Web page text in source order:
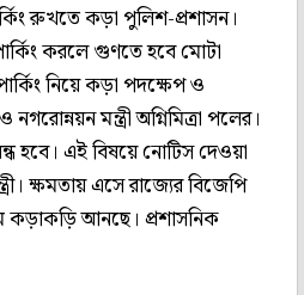
রুখতে কড়া পুলিশ-প্রশাসন।
করলে গুণতে হবে মোটা
নিয়ে কড়া পদক্ষেপ ও
মন্ত্রী অগ্নিমিত্রা পলের।
হবে। এই বিষয়ে নোটিস দেওয়া
ক্ষমতায় এসে রাজ্যের বিজেপি
কড়াকড়ি আনছে। প্রশাসনিক